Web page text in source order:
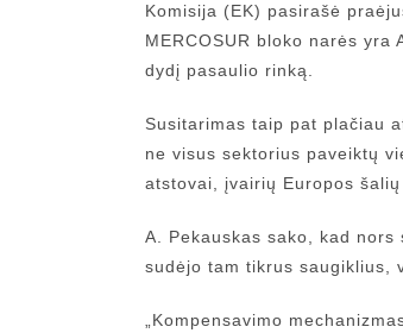
Komisija (EK) pasirašė
MERCOSUR bloko narės
dydį pasaulio rinką.
Susitarimas taip pat plačiau
ne visus sektorius paveiktų
atstovai, įvairių Europos
A. Pekauskas sako, kad
sudėjo tam tikrus saugiklius,
„Kompensavimo